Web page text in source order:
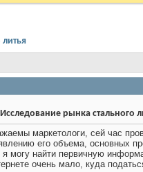
Исследование рынка стального
маркетологи, сей час
его объема, основных
я могу найти первичную
очень мало, куда